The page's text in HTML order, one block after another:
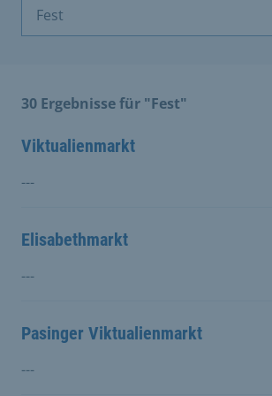
30 Ergebnisse für "Fest"
Viktualienmarkt
---
Elisabethmarkt
---
Pasinger Viktualienmarkt
---